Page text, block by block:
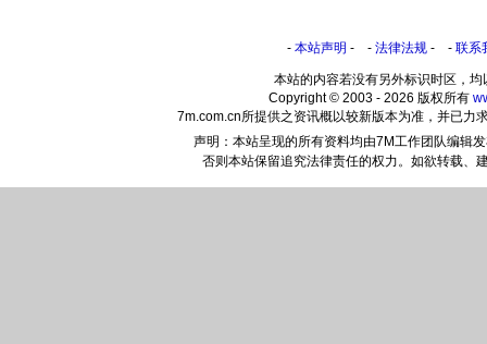
- 本站声明 - - 法律法规 - - 联系
本站的内容若没有另外标识时区，均
Copyright © 2003 - 2026 版权所有
7m.com.cn所提供之资讯概以较新版本为准，并已力
声明：本站呈现的所有资料均由7M工作团队编辑
否则本站保留追究法律责任的权力。如欲转载、